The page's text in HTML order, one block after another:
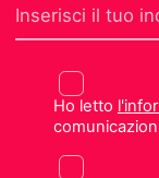
Ho letto